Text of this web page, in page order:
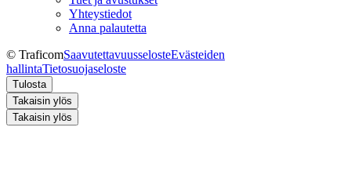
Yhteystiedot
Anna palautetta
© TraficomSaavutettavuusselosteEvästeiden
hallintaTietosuojaseloste
Tulosta
Takaisin ylös
Takaisin ylös